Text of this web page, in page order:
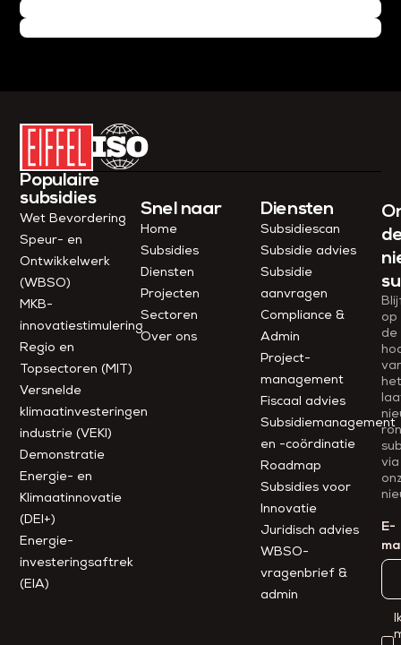
Populaire
subsidies
Wet Bevordering
Speur- en
Ontwikkelwerk
(WBSO)
MKB-
innovatiestimulering
Regio en
Topsectoren (MIT)
Versnelde
klimaatinvesteringen
industrie (VEKI)
Demonstratie
Energie- en
Klimaatinnovatie
(DEI+)
Energie-
investeringsaftrek
(EIA)
Snel naar
Home
Subsidies
Diensten
Projecten
Sectoren
Over ons
Diensten
Subsidiescan
Subsidie advies
Subsidie
aanvragen
Compliance &
Admin
Project­
management
Fiscaal advies
Subsidiemanagement
en -coördinatie
Roadmap
Subsidies voor
Innovatie
Juridisch advies
WBSO-
vragenbrief &
admin
op
de
het
via
E-